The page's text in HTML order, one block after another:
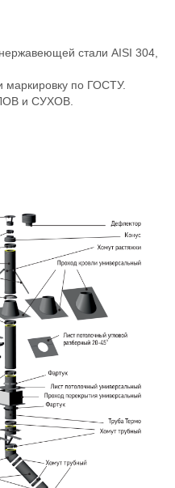
стали AISI 304,
по ГОСТУ.
и СУХОВ.